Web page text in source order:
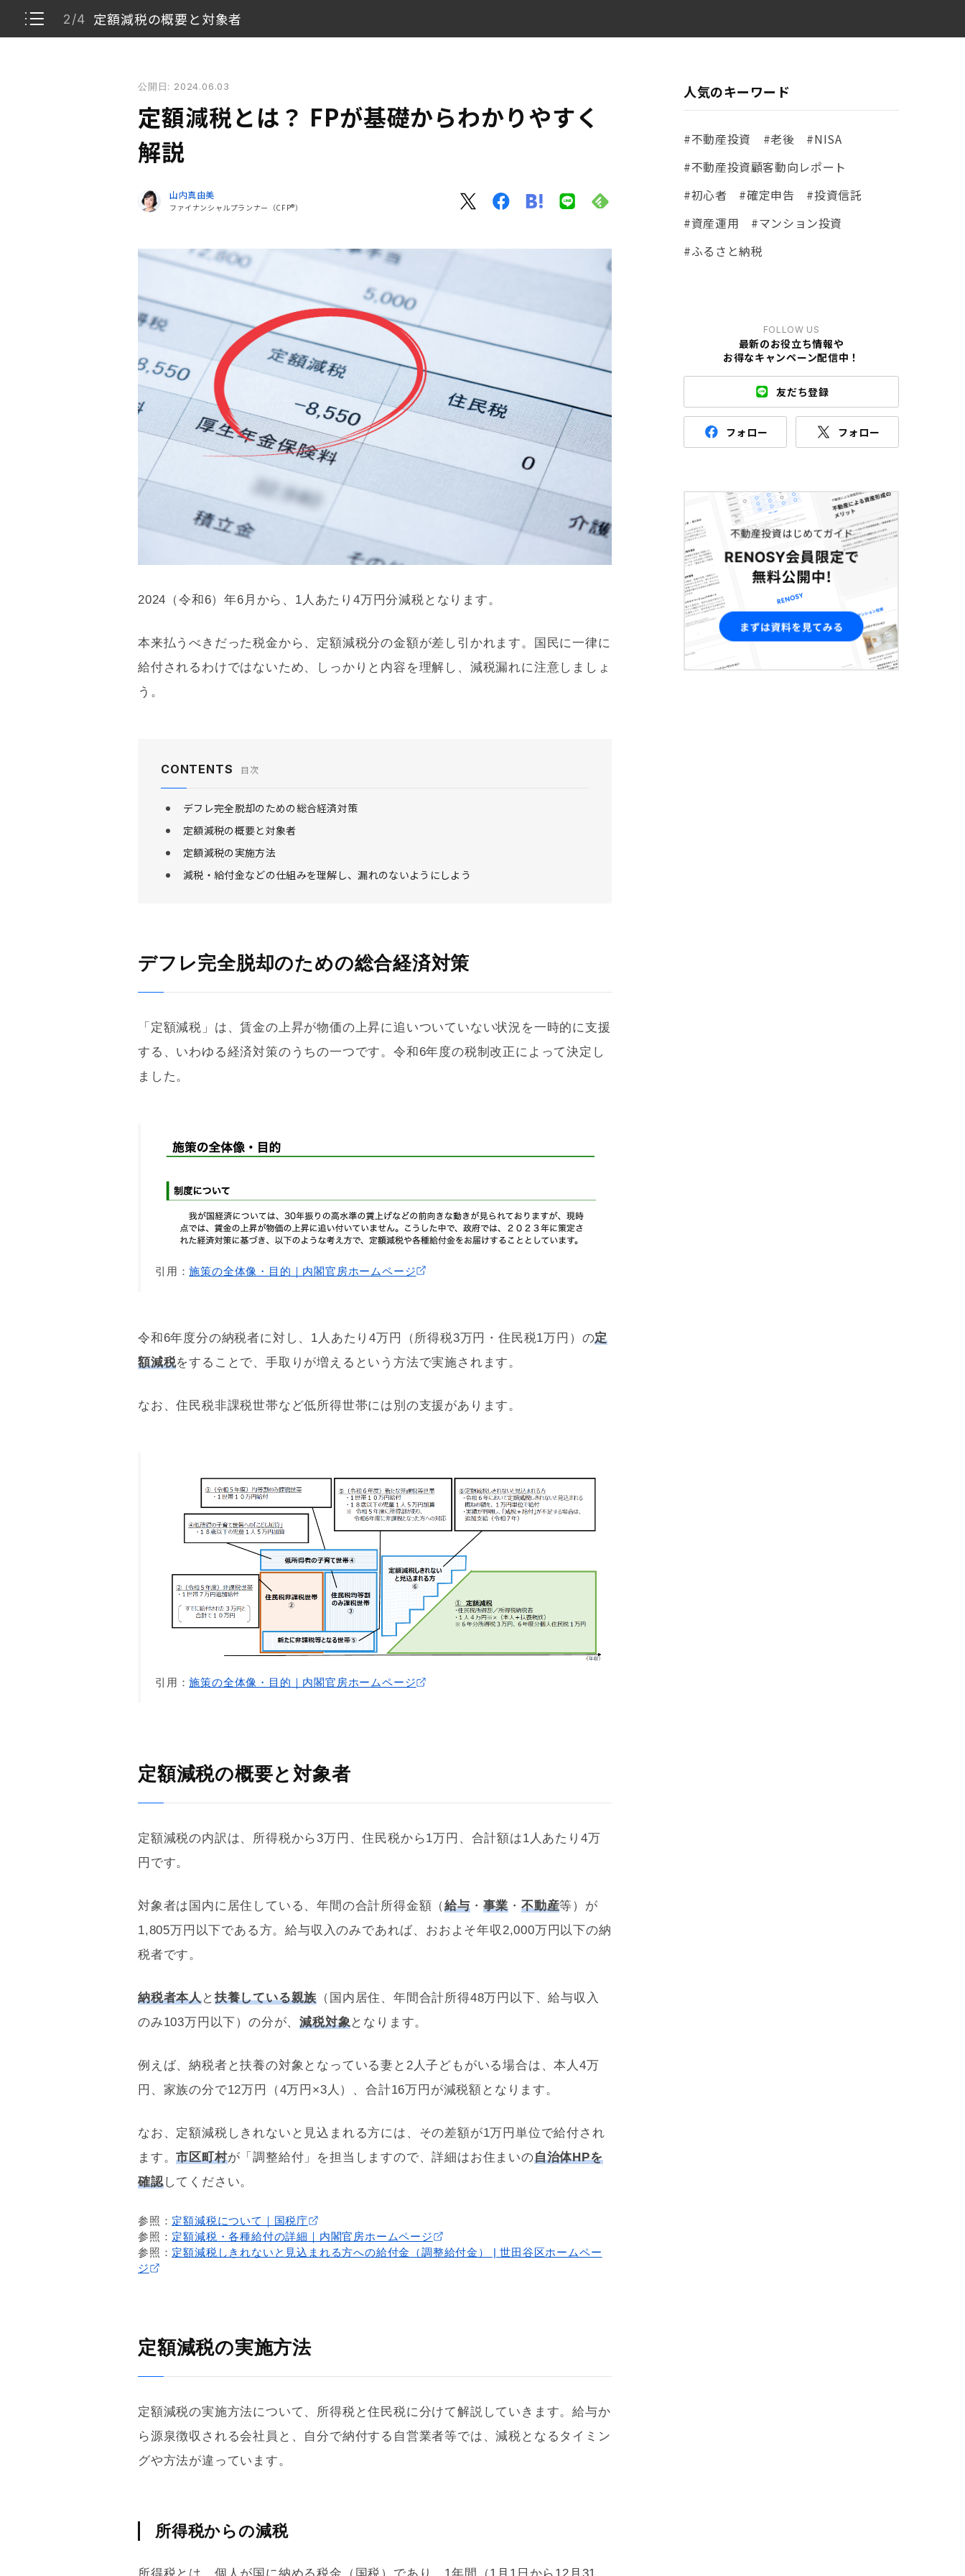
2/4 定額減税の概要と対象者
デフレ完全脱却のための総合経済対策
定額減税の概要と対象者
減税・給付金などの仕組みを理解し、漏れのないようにしよう
公開日: 2024.06.03
定額減税とは？ FPが基礎からわかりやすく
解説
山内真由美
ファイナンシャルプランナー（CFP®）
2024（令和6）年6月から、1人あたり4万円分減税となります。
本来払うべきだった税金から、定額減税分の金額が差し引かれます。国民に一律に
給付されるわけではないため、しっかりと内容を理解し、減税漏れに注意しましょ
う。
CONTENTS 目次
デフレ完全脱却のための総合経済対策
定額減税の概要と対象者
定額減税の実施方法
減税・給付金などの仕組みを理解し、漏れのないようにしよう
デフレ完全脱却のための総合経済対策
「定額減税」は、賃金の上昇が物価の上昇に追いついていない状況を一時的に支援
する、いわゆる経済対策のうちの一つです。令和6年度の税制改正によって決定し
ました。
引用：施策の全体像・目的｜内閣官房ホームページ
令和6年度分の納税者に対し、1人あたり4万円（所得税3万円・住民税1万円）の定
額減税をすることで、手取りが増えるという方法で実施されます。
なお、住民税非課税世帯など低所得世帯には別の支援があります。
引用：施策の全体像・目的｜内閣官房ホームページ
定額減税の概要と対象者
定額減税の内訳は、所得税から3万円、住民税から1万円、合計額は1人あたり4万
円です。
対象者は国内に居住している、年間の合計所得金額（給与・ 事業 ・不動産等）が
1,805万円以下である方。給与収入のみであれば、おおよそ年収2,000万円以下の納
税者です。
納税者本人と 扶養している親族 （国内居住、年間合計所得48万円以下、給与収入
のみ103万円以下）の分が、減税対象となります。
例えば、納税者と扶養の対象となっている妻と2人子どもがいる場合は、本人4万
円、家族の分で12万円（4万円×3人）、合計16万円が減税額となります。
なお、定額減税しきれないと見込まれる方には、その差額が1万円単位で給付され
ます。市区町村が「調整給付」を担当しますので、詳細はお住まいの自治体HPを
確認してください。
参照： 定額減税について｜国税庁
参照： 定額減税・各種給付の詳細｜内閣官房ホームページ
参照： 定額減税しきれないと見込まれる方への給付金（調整給付金） | 世田谷区ホームペー
ジ
定額減税の実施方法
定額減税の実施方法について、所得税と住民税に分けて解説していきます。給与か
ら源泉徴収される会社員と、自分で納付する自営業者等では、減税となるタイミン
グや方法が違っています。
所得税からの減税
人気のキーワード
#不動産投資 #老後
#NISA
#不動産投資顧客動向レポート
#初心者
#確定申告
#投資信託
#資産運用
#マンション投資
#ふるさと納税
FOLLOW US
最新のお役立ち情報や
お得なキャンペーン配信中！
友だち登録
フォロー フォロー